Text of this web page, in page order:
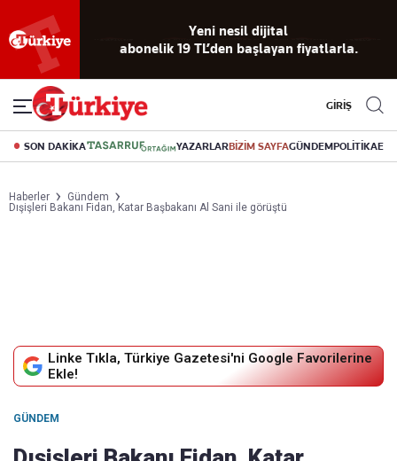
Yeni nesil dijital
abonelik 19 TL’den başlayan fiyatlarla.
GİRİŞ
SON DAKİKA YAZARLARBİZİM SAYFAGÜNDEMPOLİTİKA
Haberler
Gündem
Dışişleri Bakanı Fidan, Katar Başbakanı Al Sani ile görüştü
Linke Tıkla, Türkiye Gazetesi'ni Google Favorilerine
Ekle!
GÜNDEM